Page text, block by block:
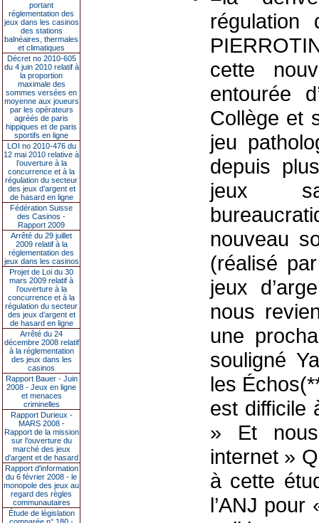
portant
réglementation des
jeux dans les casinos
des stations
balnéaires, thermales
et climatiques
Décret no 2010-605
du 4 juin 2010 relatif à
la proportion
maximale des
sommes versées en
moyenne aux joueurs
par les opérateurs
agréés de paris
hippiques et de paris
sportifs en ligne
LOI no 2010-476 du
12 mai 2010 relative à
l’ouverture à la
concurrence et à la
régulation du secteur
des jeux d’argent et
de hasard en ligne
Fédération Suisse
des Casinos -
Rapport 2009
Arrêté du 29 juillet
2009 relatif à la
réglementation des
jeux dans les casinos
Projet de Loi du 30
mars 2009 relatif à
l’ouverture à la
concurrence et à la
régulation du secteur
des jeux d’argent et
de hasard en ligne
Arrêté du 24
décembre 2008 relatif
à la réglementation
des jeux dans les
casinos
Rapport Bauer - Juin
2008 - Jeux en ligne
et menaces
criminelles
Rapport Durieux -
MARS 2008 -
Rapport de la mission
sur l’ouverture du
marché des jeux
d’argent et de hasard
Rapport d'information
du 6 février 2008 - le
monopole des jeux au
regard des règles
communautaires
Étude de législation
régulation
cette
entourée
Collège et
jeu
depuis
jeux
nouveau
(réalisé
jeux
nous
une
souligné
les
est difficile
» Et
internet »
à cette
l’ANJ pour